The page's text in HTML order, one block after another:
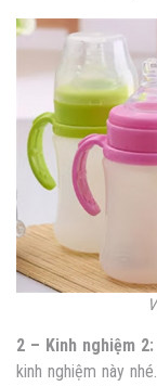
2 – Kinh nghiệm 2:
kinh nghiệm này